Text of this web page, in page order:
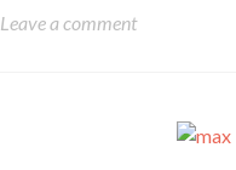
Leave a comment